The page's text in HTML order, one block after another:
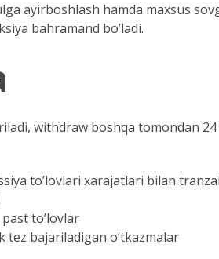
ayirboshlash hamda maxsus
bahramand bo’ladi.
withdraw boshqa tomondan
to’lovlari xarajatlari bilan
to’lovlar
bajariladigan o’tkazmalar